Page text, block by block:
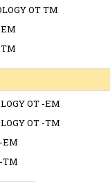
OT TM
EM
TM
OT -EM
OT -TM
EM
TM